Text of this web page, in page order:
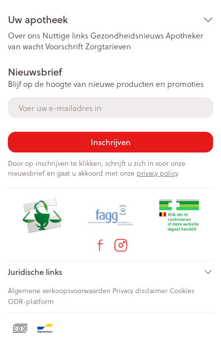
Uw apotheek
Over ons Nuttige links Gezondheidsnieuws Apotheker
van wachtVoorschriftZorgtarieven
Nieuwsbrief
Blijf op de hoogte van nieuwe producten en promoties
Inschrijven
Door op inschrijven te klikken, schrijft u zich in voor onze
nieuwsbrief en gaat u akkoord met onze privacy policy.
Juridische links
Algemene verkoopsvoorwaarden Privacy disclaimer Cookies
ODR-platform